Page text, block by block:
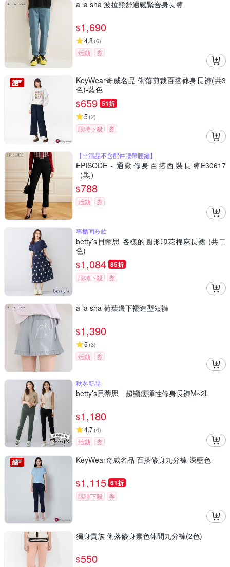
a la sha 波拉熊舒適鬆緊合身長褲
$1,690
4.8 (6)
活動 券
KeyWear奇威名品 俐落剪裁百搭修身長褲(共3
色)-藍色
$659 51折
5 (2)
限時下殺 券
【出清品不含配件腰帶腰鏈】
EPISODE - 通勤修身百搭西裝長褲E30617
（黑）
$788
活動 券
專櫃同步款
betty’s貝蒂思 各樣的圓形印花棉麻長裙 (共二
色)
$1,084 85折
限時下殺 券
a la sha 荷葉邊下襬造型短褲
$1,390
5 (3)
活動 券
秋冬新品
betty’s貝蒂思 超顯瘦彈性修身長褲M~2L
$1,180
4.7(4)
活動 券
KeyWear奇威名品 百搭修身九分褲-深藍色
$1,115 61折
限時下殺 券
獨身貴族 俐落修身素色休閒九分褲(2色)
$550